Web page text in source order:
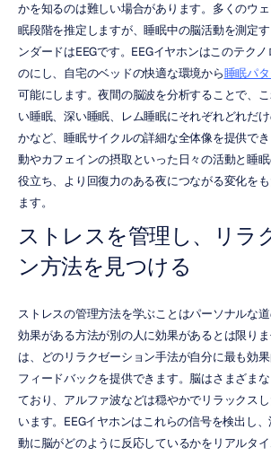
かを知るのは難しい場合があります。多くのウ
眠段階を推定しますが、睡眠中の脳活動を測定
ンダードはEEGです。EEGイヤホンはこのテク
のにし、自宅のベッドの快適な環境から睡眠パ
可能にします。夜間の脳波を分析することで、
い睡眠、深い睡眠、レム睡眠にそれぞれどれだ
かなど、睡眠サイクルの詳細な全体像を提供で
動やカフェインの摂取といった日々の活動と睡
役立ち、より回復力のある夜につながる変化を
ます。
ストレスを管理し、リラ
ン方法を見つける
ストレスの管理方法を学ぶことはパーソナルな
効果がある方法が別の人に効果があるとは限り
は、どのリラクゼーション手法が自分に最も効
フィードバックを提供できます。脳はさまざま
ており、アルファ波などは穏やかでリラックス
います。EEGイヤホンはこれらの信号を検出し
動に脳がどのように反応しているかをリアルタイ